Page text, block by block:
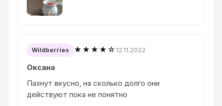
Wildberries ★★★★☆12.11.2022
Оксана
Пахнут вкусно, на сколько долго они
действуют пока не понятно